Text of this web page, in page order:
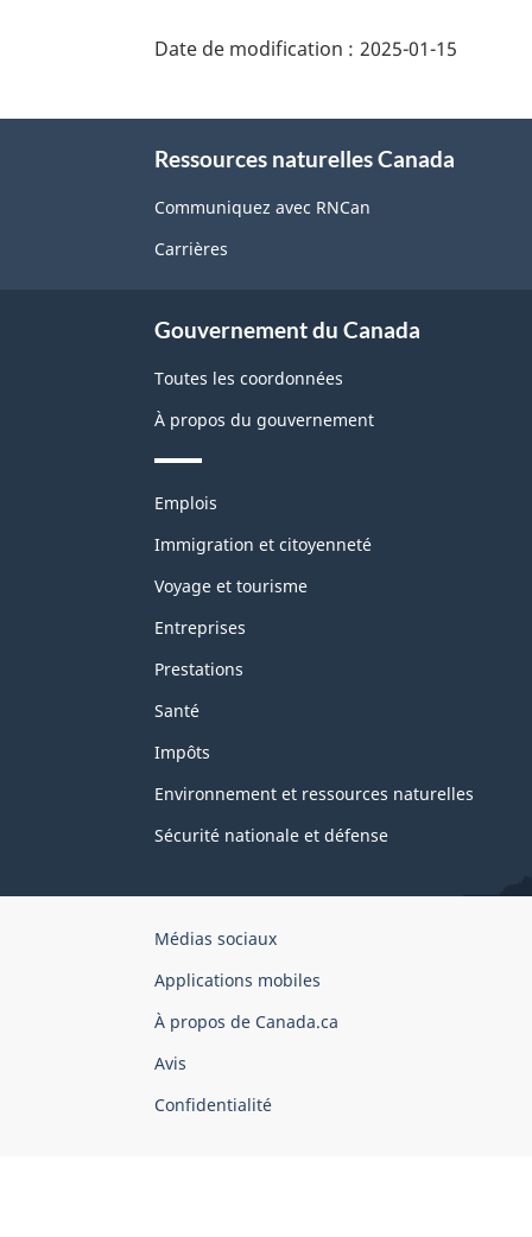
de
page"
Date de modification : 2025-01-15
Ressources naturelles Canada
Communiquez avec RNCan
Carrières
Gouvernement du Canada
Toutes les coordonnées
À propos du gouvernement
Thèmes
sujets
Emplois
Immigration et citoyenneté
Voyage et tourisme
Entreprises
Prestations
Santé
Impôts
Environnement et ressources naturelles
Sécurité nationale et défense
Organisation
gouvernement
du
Canada
Médias sociaux
Applications mobiles
À propos de Canada.ca
Avis
Confidentialité